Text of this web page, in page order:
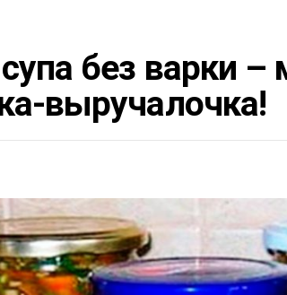
без варки –
выручалочка!